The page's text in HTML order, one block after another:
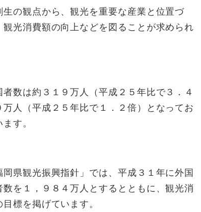
の観点から、観光を重要な産業と位置づ
光消費額の向上などを図ることが求められ
数は約３１９万人（平成２５年比で３．４
人（平成２５年比で１．２倍）となってお
す。
県観光振興指針」では、平成３１年に外国
を１，９８４万人とするとともに、観光消
標を掲げています。